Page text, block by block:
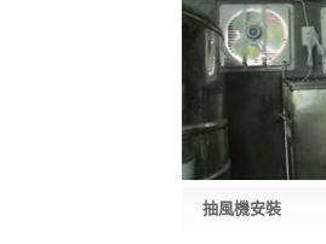
抽風機安裝